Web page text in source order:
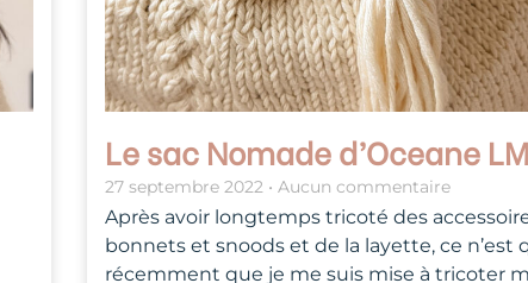
Le sac Nomade d’Oceane LM
27 septembre 2022 Aucun commentaire
Après avoir longtemps tricoté des
bonnets et snoods et de la layette, ce n’est
récemment que je me suis mise à tricoter